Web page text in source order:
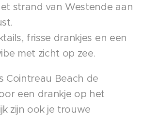
strand van Westende aan
frisse drankjes en een
met zicht op zee.
Cointreau Beach de
een drankje op het
zijn ook je trouwe